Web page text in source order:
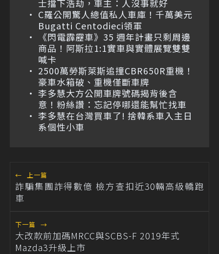
士擋下浩劫，車主：人沒事就好
C羅公開驚人總值私人車庫！千萬美元
Bugatti Centodieci領軍
《閃電霹靂車》35 週年計畫只剩周邊
商品！阿斯拉1:1實車與實體展覽雙雙
喊卡
2500萬勞斯萊斯追撞CBR650R重機！
豪車水箱破、重機僅斷車牌
李多慧大方公開車牌號碼揭背後含
意！粉絲讚：忘記停哪還能幫忙找車
李多慧在台灣買車了! 捨韓系車入主日
系個性小車
← 上一篇
詐騙集團詐得數億 檢方查扣近30輛高級轎跑
車
下一篇 →
大改款前加碼MRCC與SCBS-F 2019年式
Mazda3升級上市